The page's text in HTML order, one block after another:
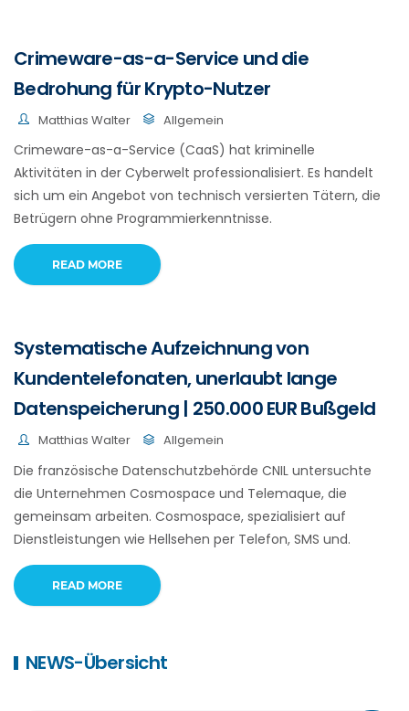
Crimeware-as-a-Service und die
Bedrohung für Krypto-Nutzer
Matthias Walter Allgemein
Crimeware-as-a-Service (CaaS) hat kriminelle
Aktivitäten in der Cyberwelt professionalisiert. Es handelt
sich um ein Angebot von technisch versierten Tätern, die
Betrügern ohne Programmierkenntnisse.
READ MORE
Systematische Aufzeichnung von
Kundentelefonaten, unerlaubt lange
Datenspeicherung | 250.000 EUR Bußgeld
Matthias Walter Allgemein
Die französische Datenschutzbehörde CNIL untersuchte
die Unternehmen Cosmospace und Telemaque, die
gemeinsam arbeiten. Cosmospace, spezialisiert auf
Dienstleistungen wie Hellsehen per Telefon, SMS und.
READ MORE
NEWS-Übersicht